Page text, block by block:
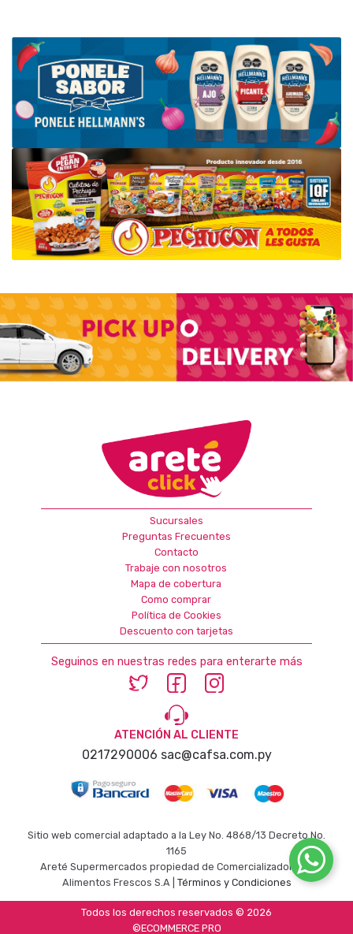
Sucursales
Preguntas Frecuentes
Contacto
Trabaje con nosotros
Mapa de cobertura
Como comprar
Política de Cookies
Descuento con tarjetas
Seguinos en nuestras redes para enterarte más
ATENCIÓN AL CLIENTE
0217290006 sac@cafsa.com.py
Sitio web comercial adaptado a la Ley No. 4868/13 Decreto No.
1165
Areté Supermercados propiedad de Comercializadora de
Alimentos Frescos S.A | Términos y Condiciones
Todos los derechos reservados © 2026
©ECOMMERCE PRO